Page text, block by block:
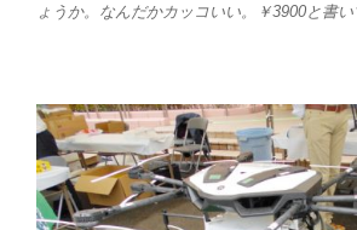
ょうか。なんだかカッコいい。￥3900と書い